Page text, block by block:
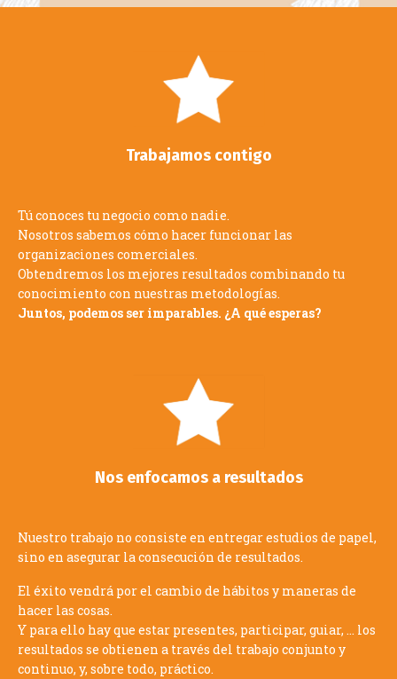
Nosotros sabemos cómo hacer funcionar las
organizaciones comerciales.
Obtendremos los mejores resultados combinando tu
conocimiento con nuestras metodologías.
Juntos, podemos ser imparables. ¿A qué esperas?
sino en asegurar la consecución de resultados.
hacer las cosas.
Y para ello hay que estar presentes, participar, guiar, … los
resultados se obtienen a través del trabajo conjunto y
continuo, y, sobre todo, práctico.